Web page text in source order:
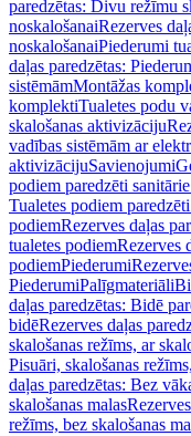
paredzētas: Divu režīmu
noskalošanaiRezerves
noskalošanaiPiederumi
daļas paredzētas:
sistēmāmMontāžas
komplektiTualetes podu
skalošanas aktivizāciju
vadības sistēmām ar
aktivizācijuSavienojumi
podiem paredzēti
Tualetes podiem
podiemRezerves daļas
tualetes podiemRezerves
podiemPiederumi
PiederumiPalīgmateriāli
daļas paredzētas: Bidē
bidēRezerves daļas
skalošanas režīms, ar
Pisuāri, skalošanas
daļas paredzētas: Bez
skalošanas malas
režīms, bez skalošanas